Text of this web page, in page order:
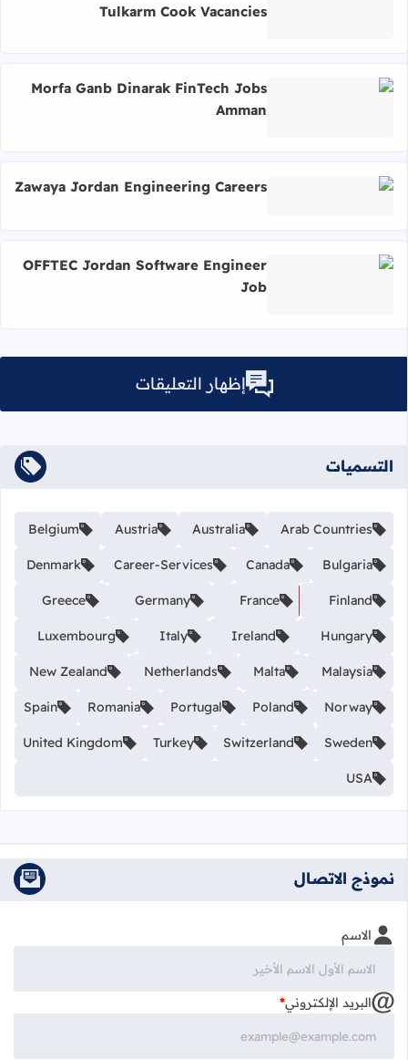
اقرأ المزيد عن Shawarland Awfas Restaurant Tulkarm Cook VacanciesTulkarm Cook Vacancies
اقرأ المزيد عن Morfa Ganb Dinarak FinTech Jobs Amman
Morfa Ganb Dinarak FinTech Jobs
Amman
Zawaya Jordan Engineering Careers
اقرأ المزيد عن OFFTEC Jordan Software Engineer Job
OFFTEC Jordan Software Engineer
Job
إظهار التعليقات
التسميات
Arab Countries
Australia
Austria
Belgium
Bulgaria
Canada
Career-Services
Denmark
Finland
France
Germany
Greece
Hungary
Ireland
Italy
Luxembourg
Malaysia
Malta
Netherlands
New Zealand
Norway
Poland
Portugal
Romania
Spain
Sweden
Switzerland
Turkey
United Kingdom
USA
نموذج الاتصال
الاسم
البريد الإلكتروني*